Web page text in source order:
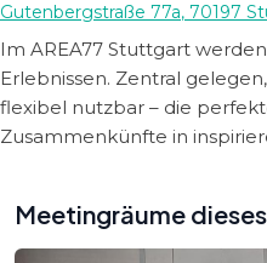
Gutenbergstraße 77a, 70197
Im AREA77 Stuttgart
Erlebnissen. Zentral
flexibel nutzbar – die
Zusammenkünfte in
Meetingräume